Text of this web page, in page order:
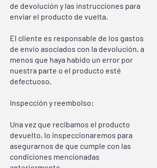
de devolución y las instrucciones para
enviar el producto de vuelta.
El cliente es responsable de los gastos
de envío asociados con la devolución, a
menos que haya habido un error por
nuestra parte o el producto esté
defectuoso.
Inspección y reembolso:
Una vez que recibamos el producto
devuelto, lo inspeccionaremos para
asegurarnos de que cumple con las
condiciones mencionadas